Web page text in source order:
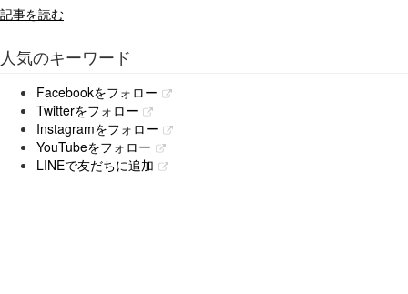
記事を読む
人気のキーワード
Facebookをフォロー
Twitterをフォロー
Instagramをフォロー
YouTubeをフォロー
LINEで友だちに追加